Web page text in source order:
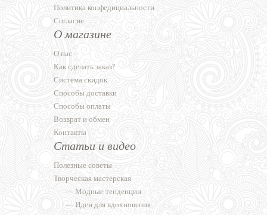
Политика конфедициальности
Согласие
О магазине
О нас
Как сделать заказ?
Система скидок
Способы доставки
Способы оплаты
Возврат и обмен
Контакты
Статьи и видео
Полезные советы
Творческая мастерская
— Модные тенденции
— Идеи для вдохновения